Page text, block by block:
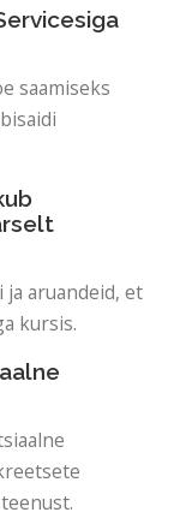
saamiseks
ja aruandeid, et
kursis.